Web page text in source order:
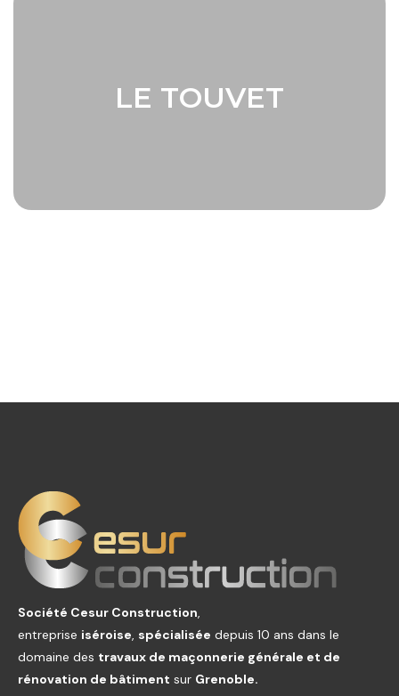
LE TOUVET
Société Cesur Construction,
entreprise iséroise, spécialisée depuis 10 ans dans le
domaine des travaux de maçonnerie générale et de
rénovation de bâtiment sur Grenoble.